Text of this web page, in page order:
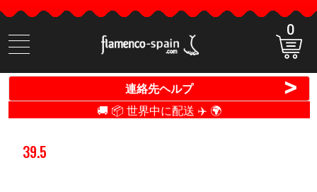
商
品
検
0
連絡先ヘルプ >
🚚 📦 世界中に配送 ✈️ 🌍
39.5